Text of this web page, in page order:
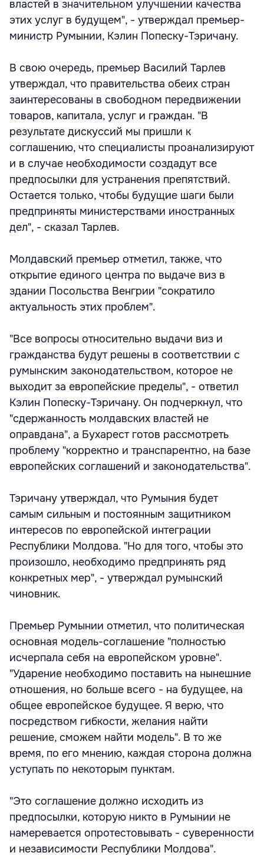
властей в значительном улучшении качества
этих услуг в будущем", - утверждал премьер-
министр Румынии, Кэлин Попеску-Тэричану.
В свою очередь, премьер Василий Тарлев
утверждал, что правительства обеих стран
заинтересованы в свободном передвижении
товаров, капитала, услуг и граждан. "В
результате дискуссий мы пришли к
соглашению, что специалисты проанализируют
и в случае необходимости создадут все
предпосылки для устранения препятствий.
Остается только, чтобы будущие шаги были
предприняты министерствами иностранных
дел", - сказал Тарлев.
Молдавский премьер отметил, также, что
открытие единого центра по выдаче виз в
здании Посольства Венгрии "сократило
актуальность этих проблем".
"Все вопросы относительно выдачи виз и
гражданства будут решены в соответствии с
румынским законодательством, которое не
выходит за европейские пределы", - ответил
Кэлин Попеску-Тэричану. Он подчеркнул, что
"сдержанность молдавских властей не
оправдана", а Бухарест готов рассмотреть
проблему "корректно и транспарентно, на базе
европейских соглашений и законодательства".
Тэричану утверждал, что Румыния будет
самым сильным и постоянным защитником
интересов по европейской интеграции
Республики Молдова. "Но для того, чтобы это
произошло, необходимо предпринять ряд
конкретных мер", - утверждал румынский
чиновник.
Премьер Румынии отметил, что политическая
основная модель-соглашение "полностью
исчерпала себя на европейском уровне".
"Ударение необходимо поставить на нынешние
отношения, но больше всего - на будущее, на
общее европейское будущее. Я верю, что
посредством гибкости, желания найти
решение, сможем найти модель". В то же
время, по его мнению, каждая сторона должна
уступать по некоторым пунктам.
"Это соглашение должно исходить из
предпосылки, которую никто в Румынии не
намеревается опротестовывать - суверенности
и независимости Республики Молдова".